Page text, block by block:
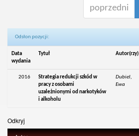
poprzedni
Odsłon pozycji:
Data
wydania
Tytuł Autor(rzy)
2016
Strategia redukcji szkód w
pracy z osobami
uzależnionymi od narkotyków
i alkoholu
Dubiel,
Ewa
Odkryj